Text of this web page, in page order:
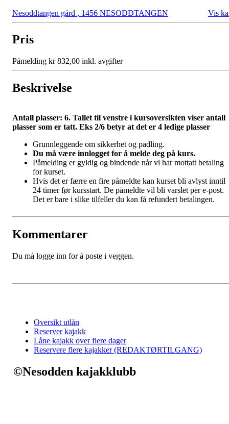
Nesoddtangen gård , 1456 NESODDTANGEN Vis
Pris
Påmelding kr 832,00 inkl. avgifter
Beskrivelse
Antall plasser: 6. Tallet til venstre i kursoversikten viser antall
plasser som er tatt. Eks 2/6 betyr at det er 4 ledige plasser
Grunnleggende om sikkerhet og padling.
Du må være innlogget for å melde deg på kurs.
Påmelding er gyldig og bindende når vi har mottatt betaling
for kurset.
Hvis det er færre en fire påmeldte kan kurset bli avlyst inntil
24 timer før kursstart. De påmeldte vil bli varslet per e-post.
Det er bare i slike tilfeller du kan få refundert betalingen.
Kommentarer
Du må logge inn for å poste i veggen.
Oversikt utlån
Reserver kajakk
Låne kajakk over flere dager
Reservere flere kajakker (REDAKTØRTILGANG)
©Nesodden kajakklubb